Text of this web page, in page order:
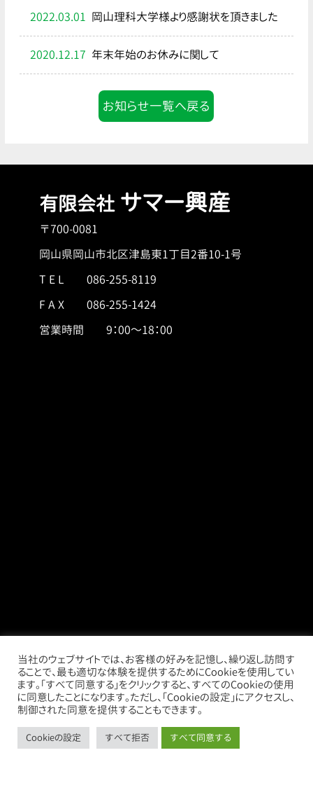
2022.03.01 岡山理科大学様より感謝状を頂きました
2020.12.17 年末年始のお休みに関して
お知らせ一覧へ戻る
有限会社サマー興産
〒700-0081
岡山県岡山市北区津島東1丁目2番10-1号
T E L 086-255-8119
F A X 086-255-1424
営業時間 9：00～18：00
call mail store
当社のウェブサイトでは、お客様の好みを記憶し、繰り返し訪問す
ることで、最も適切な体験を提供するためにCookieを使用してい
ます。「すべて同意する」をクリックすると、すべてのCookieの使用
に同意したことになります。ただし、「Cookieの設定」にアクセスし、
制御された同意を提供することもできます。
Cookieの設定 すべて拒否 すべて同意する